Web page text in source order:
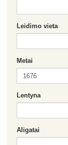
Leidimo vieta
Metai
Lentyna
Aligatai